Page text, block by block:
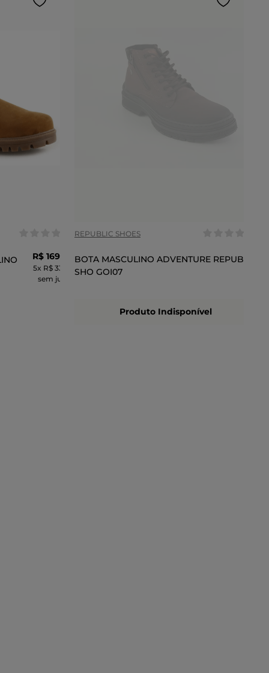
R$ 169,
5x R$ 33,99
sem juros
REPUBLIC SHOES
BOTA MASCULINO ADVENTURE REPUBLIC
SHO GOI07
Produto Indisponível